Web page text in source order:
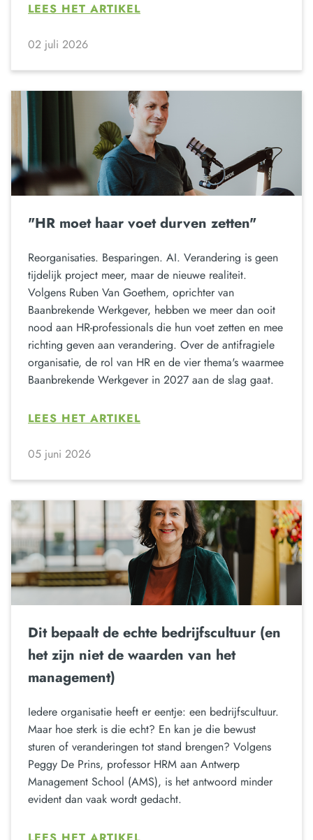
LEES HET ARTIKEL
02 juli 2026
"HR moet haar voet durven zetten"
Reorganisaties. Besparingen. AI. Verandering is geen
tijdelijk project meer, maar de nieuwe realiteit.
Volgens Ruben Van Goethem, oprichter van
Baanbrekende Werkgever, hebben we meer dan ooit
nood aan HR-professionals die hun voet zetten en mee
richting geven aan verandering. Over de antifragiele
organisatie, de rol van HR en de vier thema's waarmee
Baanbrekende Werkgever in 2027 aan de slag gaat.
LEES HET ARTIKEL
05 juni 2026
Dit bepaalt de echte bedrijfscultuur (en
het zijn niet de waarden van het
management)
Iedere organisatie heeft er eentje: een bedrijfscultuur.
Maar hoe sterk is die echt? En kan je die bewust
sturen of veranderingen tot stand brengen? Volgens
Peggy De Prins, professor HRM aan Antwerp
Management School (AMS), is het antwoord minder
evident dan vaak wordt gedacht.